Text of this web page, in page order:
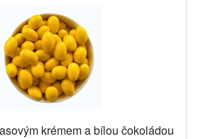
krémem a bílou čokoládou